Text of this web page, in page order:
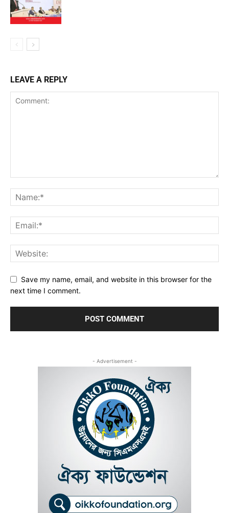
LEAVE A REPLY
Save my name, email, and website in this browser for the
next time I comment.
- Advertisement -